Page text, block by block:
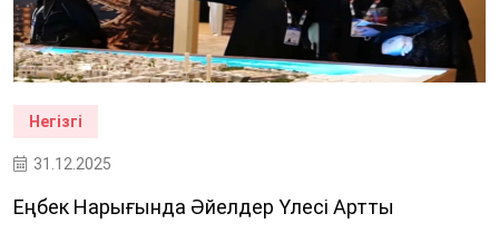
Негізгі
31.12.2025
Еңбек Нарығында Әйелдер Үлесі Артты